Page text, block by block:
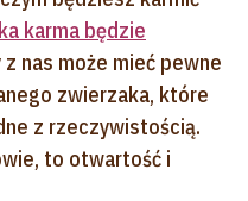
karma będzie
nas może mieć pewne
zwierzaka, które
z rzeczywistością.
to otwartość i